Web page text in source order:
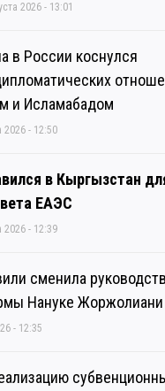
2026 - 13:01
в России коснулся
и Исламабадом
2026 - 12:50
в Кыргызстан
ЕАЭС
2026 - 12:39
сменила
Нануке Жоржолиани
- 12:35